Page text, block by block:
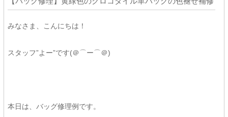
みなさま、こんにちは！
スタッフ”よー”です(＠⌒ー⌒＠)
本日は、バッグ修理例です。